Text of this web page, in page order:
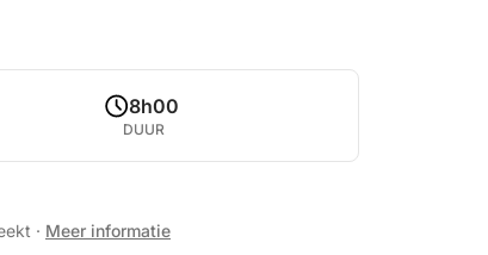
8h00
DUUR
· Meer informatie